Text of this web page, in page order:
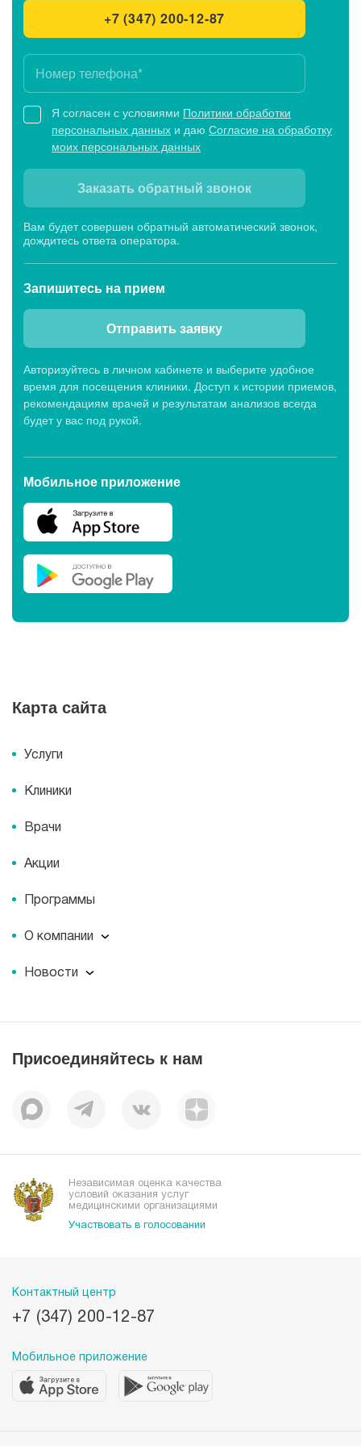
+7 (347) 200-12-87
Я согласен с условиями Политики обработки
персональных данных и даю Согласие на обработку
моих персональных данных
Заказать обратный звонок
Вам будет совершен обратный автоматический звонок,
дождитесь ответа оператора.
Запишитесь на прием
Отправить заявку
Авторизуйтесь в личном кабинете и выберите удобное
время для посещения клиники. Доступ к истории приемов,
рекомендациям врачей и результатам анализов всегда
будет у вас под рукой.
Мобильное приложение
Карта сайта
Услуги
Клиники
Врачи
Акции
Программы
О компании
О компании
Пациентам
Миссия
Корпоративная социальная ответственность
Наши преимущества
Новости
Пресс-центр
Присоединяйтесь к нам
Независимая оценка качества
условий оказания услуг
медицинскими организациями
Участвовать в голосовании
Контактный центр
+7 (347) 200-12-87
Мобильное приложение